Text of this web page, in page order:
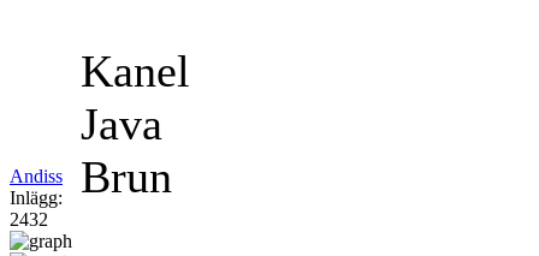
Andiss
Inlägg:
2432
Kanel
Java
Brun